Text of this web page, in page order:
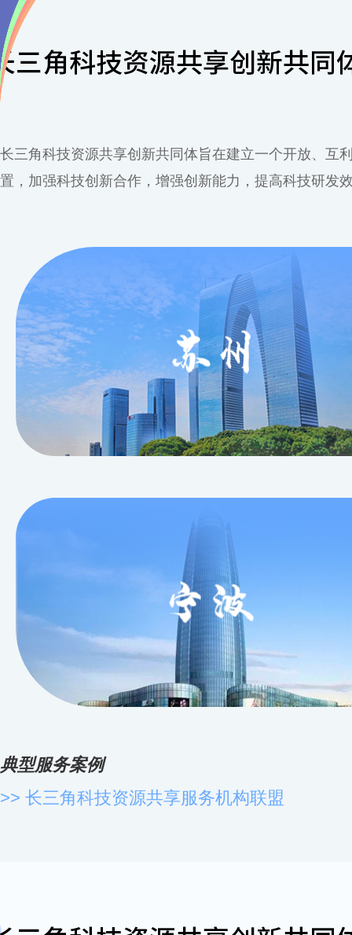
长三角科技资源共享创新共同体旨在建立一个开放、互
置，加强科技创新合作，增强创新能力，提高科技研发
典型服务案例
>> 长三角科技资源共享服务机构联盟